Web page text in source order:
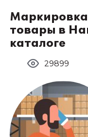
Маркировка
товары в
каталоге
29899